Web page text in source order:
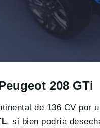
208 GTi
de 136 CV por
, si bien podría